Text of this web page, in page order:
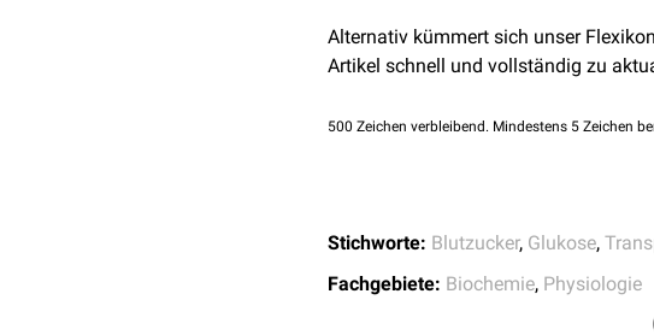
Alternativ kümmert sich unser
Artikel schnell und vollständig zu
500 Zeichen verbleibend. Mindestens 5 Zeichen
Stichworte: Blutzucker, Glukose,
Fachgebiete: Biochemie, Physiologie